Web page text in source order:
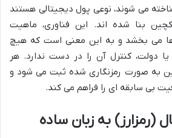
می شوند، نوعی پول دیجیتالی هستند
بنا شده اند. این فناوری، ماهیت
می بخشد و به این معنی است که هیچ
یا دولت، کنترل آن را در دست ندارد. هر
به صورت رمزنگاری شده ثبت می شود و
بی سابقه ای را فراهم می کند.
(رمزارز) به زبان ساده